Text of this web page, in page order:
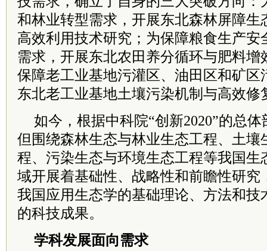
和林业转型需求，开展东北森林屏障生
高效利用技术研究；为保障粮食生产安
需求，开展东北农田养分循环与肥料增
保障老工业基地污灌区、油田区和矿区
东北老工业基地土壤污染机制与高效修
如今，根据中科院“创新2020”的总
但围绕森林生态与林业生态工程、土壤
程、污染生态与环境生态工程等我国生
域开展着基础性、战略性和前瞻性研究
我国应用生态学的基础理论、方法和技
的科技成果。
学科发展面向需求